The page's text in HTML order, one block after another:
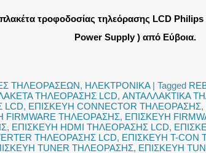
τροφοδοσίας τηλεόρασης LCD
Power Supply ) από Εύβοια.
ΤΗΛΕΟΡΑΣΕΩΝ, ΗΛΕΚΤΡΟΝΙΚΑ| Tagged
ΤΗΛΕΟΡΑΣΗΣ LCD, ΑΝΤΑΛΛΑΚΤΙΚΑ
LCD, ΕΠΙΣΚΕΥΗ CONNECTOR ΤΗΛΕΟΡΑΣΗΣ,
FIRMWARE ΤΗΛΕΟΡΑΣΗΣ, ΕΠΙΣΚΕΥΗ
, ΕΠΙΣΚΕΥΗ HDMI ΤΗΛΕΟΡΑΣΗΣ LCD,
ΤΗΛΕΟΡΑΣΗΣ LCD, ΕΠΙΣΚΕΥΗ T-
TUNER ΤΗΛΕΟΡΑΣΗΣ, ΕΠΙΣΚΕΥΗ